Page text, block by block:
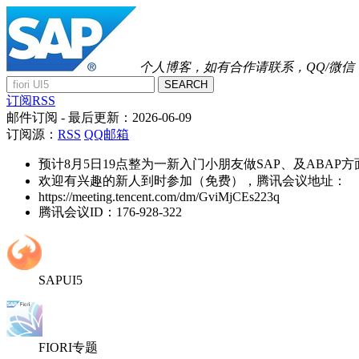
个人博客，如有合作请联系，QQ/微信
SEARCH
订阅RSS
邮件订阅 - 最后更新： 2026-06-09
订阅源： RSS QQ邮箱
预计8月5日19点整为一新入门小朋友做SAP、及ABAP方
欢迎有兴趣的新人到时参加（免费），腾讯会议地址：
https://meeting.tencent.com/dm/GviMjCEs223q
腾讯会议ID：176-928-322
SAPUI5
FIORI专题